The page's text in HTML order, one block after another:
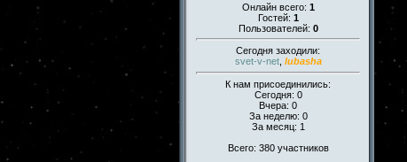
Онлайн всего: 1
Гостей: 1
Пользователей: 0
Сегодня заходили:
svet-v-net, lubasha
К нам присоединились:
Сегодня: 0
Вчера: 0
За неделю: 0
За месяц: 1
Всего: 380 участников